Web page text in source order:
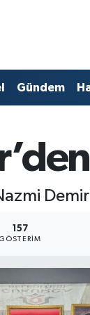
Gündem
157
GÖSTERIM